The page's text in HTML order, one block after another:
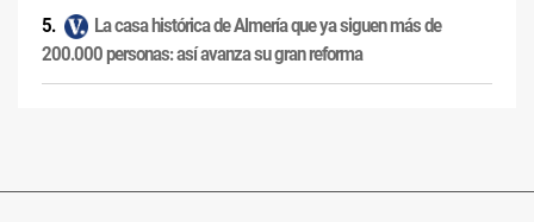
La casa histórica de Almería que ya siguen más de
200.000 personas: así avanza su gran reforma